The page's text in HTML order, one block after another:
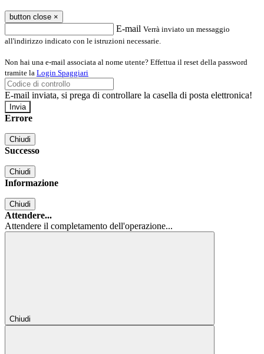
button close ×
E-mail Verrà inviato un messaggio
all'indirizzo indicato con le istruzioni necessarie.
Non hai una e-mail associata al nome utente? Effettua il reset della password
tramite la Login Spaggiari
E-mail inviata, si prega di controllare la casella di posta elettronica!
Errore
Chiudi
Successo
Chiudi
Informazione
Chiudi
Attendere...
Attendere il completamento dell'operazione...
Chiudi